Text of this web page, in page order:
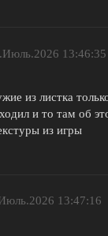
13:46:35
из листка
и то там об
из игры
13:47:16